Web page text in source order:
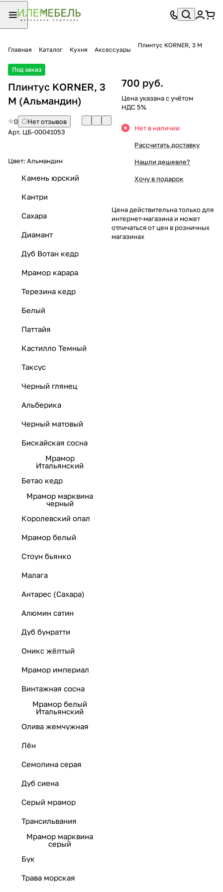
Главная Каталог Кухня Аксессуары
Плинтус KORNER, 3 М
Под заказ
Плинтус KORNER, 3
М (Альмандин)
0
Нет отзывов
Арт. ЦБ-00041053
Цвет: Альмандин
Камень юрский
Кантри
Сахара
Диамант
Дуб Вотан кедр
Мрамор карара
Терезина кедр
Белый
Паттайя
Кастилло Темный
Таксус
Черный глянец
Альберика
Черный матовый
Бискайская сосна
Мрамор
Итальянский
Бетао кедр
Мрамор марквина
черный
Королевский опал
Мрамор белый
Стоун бьянко
Малага
Антарес (Сахара)
Алюмин сатин
Дуб бунратти
Оникс жёлтый
Мрамор империал
Винтажная сосна
Мрамор белый
Итальянский
Олива жемчужная
Лён
Семолина серая
Дуб сиена
Серый мрамор
Трансильвания
Мрамор марквина
серый
Бук
Трава морская
700 руб.
Цена указана с учётом
НДС 5%
Нет в наличии
Рассчитать доставку
Нашли дешевле?
Хочу в подарок
Цена действительна только для
интернет-магазина и может
отличаться от цен в розничных
магазинах